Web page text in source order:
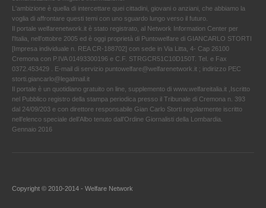
L'ambizione è quella di intercettare quei cittadini, giovani o anziani, che abbiamo la
voglia di affrontare questi temi con uno sguardo lungo verso il futuro.
Il portale welfarenetwork.it è stato registrato, al Network Information Center per
l'Italia, nell’ottobre 2005 ed è oggi proprietà di Puntowelfare di GIANCARLO STORTI
[Impresa individuale n. REA CR-188702] con sede in Via Litta, 4- Cap 26100
Cremona con P.IVA 01493300196 e C.F. STRGCR51C10D150T. Tel. e Fax
0372.453429 . E-mail di servizio puntowelfare@welfarenetwork.it ; indirizzo PEC
storti.giancarlo@legalmail.it
Il portale è un quotidiano gratuito on line, supplemento di www.welfareitalia.it ,Iscritto
nel Pubblico registro della stampa periodica presso il Tribunale di Cremona n. 393
dal 24/09/203 e con direttore responsabile Gian Carlo Storti regolarmente iscritto
nell’elenco speciale dell’Albo tenuto dall’Ordine Giornalisti della Lombardia.
Gennaio 2016
Copyright © 2010-2014 - Welfare Network